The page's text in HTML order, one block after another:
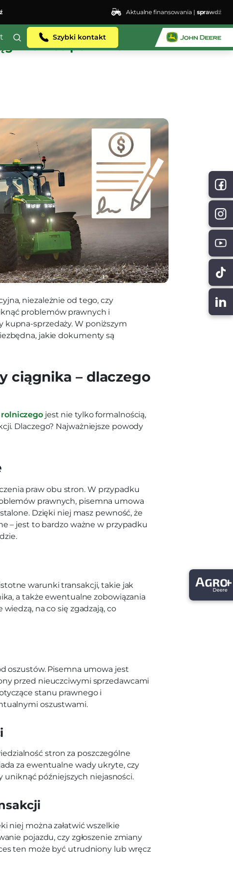
Aktualne finansowania |sprawdź
Szybki kontakt
– co powinna
niezależnie od tego, czy
problemów prawnych i
kupna-sprzedaży. W poniższym
jakie dokumenty są
ciągnika – dlaczego
jest nie tylko formalnością,
Dlaczego? Najważniejsze powody
praw obu stron. W przypadku
prawnych, pisemna umowa
Dzięki niej masz pewność, że
– jest to bardzo ważne w przypadku
warunki transakcji, takie jak
a także ewentualne zobowiązania
na co się zgadzają, co
oszustów. Pisemna umowa jest
przed nieuczciwymi sprzedawcami
stanu prawnego i
oszustwami.
stron za poszczególne
za ewentualne wady ukryte, czy
uniknąć późniejszych niejasności.
niej można załatwić wszelkie
pojazdu, czy zgłoszenie zmiany
ten może być utrudniony lub wręcz